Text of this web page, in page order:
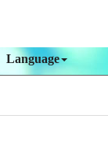
Language